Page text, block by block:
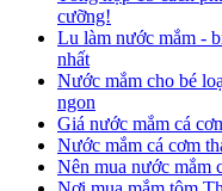
cưỡng!
Lu làm nước mắm -
nhất
Nước mắm cho bé
ngon
Giá nước mắm cá
Nước mắm cá cơm
Nên mua nước mắm